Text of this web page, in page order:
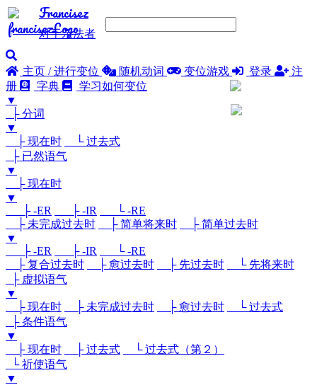
Francisez
对于亲法者
主页 / 进行变位 随机动词 变位游戏 登录
注
册
字典
学习如何变位
▼
├ 分词
▼
├ 现在时
└ 过去式
├ 已然语气
▼
├ 现在时
▼
├ -ER
├ -IR
└ -RE
├ 未完成过去时
├ 简单将来时
├ 简单过去时
▼
├ -ER
├ -IR
└ -RE
├ 复合过去时
├ 愈过去时 ├ 先过去时
└ 先将来时
├ 虚拟语气
▼
├ 现在时
├ 未完成过去时 ├ 愈过去时
└ 过去式
├ 条件语气
▼
├ 现在时
├ 过去式
└ 过去式（第２）
└ 祈使语气
▼